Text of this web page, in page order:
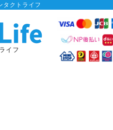
タクトライフ
イフ